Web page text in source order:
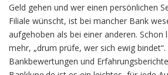
Geld gehen und wer einen persönlichen
Filiale wünscht, ist bei mancher Bank
aufgehoben als bei einer anderen. Schon
mehr, „drum prüfe, wer sich ewig
Bankbewertungen und